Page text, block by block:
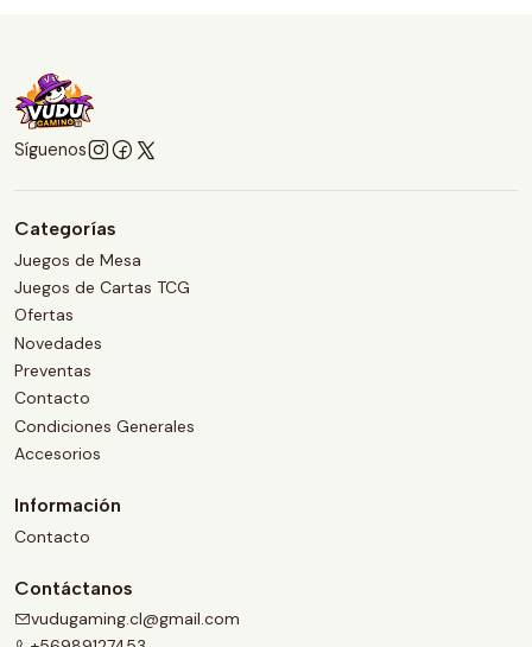
Síguenos
Categorías
Juegos de Mesa
Juegos de Cartas TCG
Ofertas
Novedades
Preventas
Contacto
Condiciones Generales
Accesorios
Información
Contacto
Contáctanos
vudugaming.cl@gmail.com